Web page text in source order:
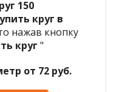
150
круг в
нажав кнопку
круг "
от 72 руб.